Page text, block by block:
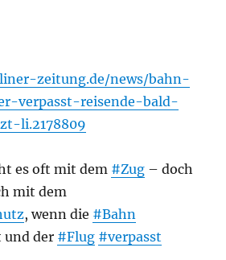
zeitung.de/news/bahn-
verpasst-reisende-bald-
li.2178809
es oft mit dem #Zug – doch
mit dem
, wenn die #Bahn
und der #Flug #verpasst